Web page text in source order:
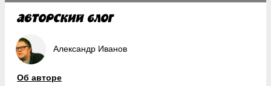
Александр Иванов
Об авторе